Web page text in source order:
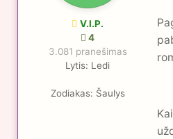
V.I.P.
4
3.081 pranešimas
Lytis: Ledi
Zodiakas: Šaulys